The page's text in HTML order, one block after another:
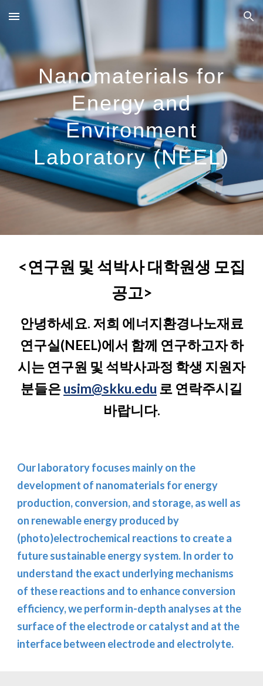
Skip to main content Skip to navigation
Nanomaterials for
Energy and
Environment
Laboratory (NEEL)
<연구원 및 석박사 대학원생 모집
공고>
안녕하세요. 저희 에너지환경나노재료
연구실(NEEL)에서 함께 연구하고자 하
시는 연구원 및 석박사과정 학생 지원자
분들은usim@skku.edu 로 연락주시길
바랍니다.
Our laboratory focuses mainly on the
development of nanomaterials for energy
production, conversion, and storage, as well as
on renewable energy produced by
(photo)electrochemical reactions to create a
future sustainable energy system. In order to
understand the exact underlying mechanisms
of these reactions and to enhance conversion
efficiency, we perform in-depth analyses at the
surface of the electrode or catalyst and at the
interface between electrode and electrolyte.